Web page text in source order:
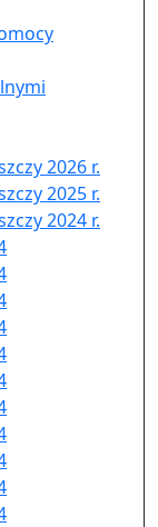
2026 r.
2025 r.
2024 r.